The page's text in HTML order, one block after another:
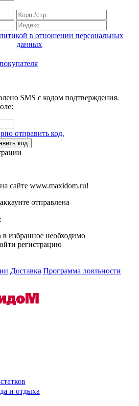
в отношении персональных
данных
SMS с кодом подтверждения.
отправить код.
код
сайте www.maxidom.ru!
отправлена
в избранное необходимо
регистрацию
Доставка Программа лояльности
и отдыха